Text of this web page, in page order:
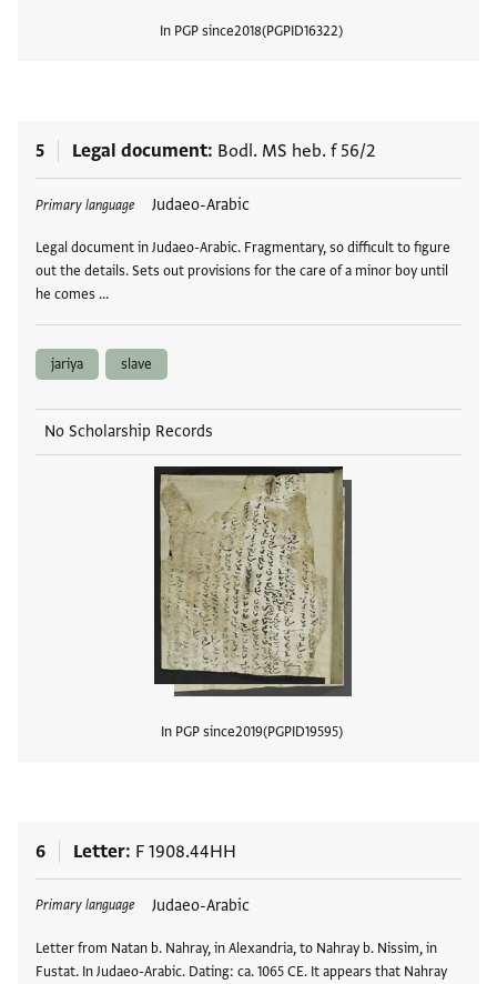
In PGP since2018 PGPID16322
5 Legal document Bodl. MS heb. f 56/2
Primary language Judaeo-Arabic
Legal document in Judaeo-Arabic. Fragmentary, so difficult to figure
out the details. Sets out provisions for the care of a minor boy until
he comes …
Tags
jariya slave
No Scholarship Records
In PGP since2019 PGPID19595
6 Letter F 1908.44HH
Primary language Judaeo-Arabic
Letter from Natan b. Nahray, in Alexandria, to Nahray b. Nissim, in
Fustat. In Judaeo-Arabic. Dating: ca. 1065 CE. It appears that Nahray
Tags